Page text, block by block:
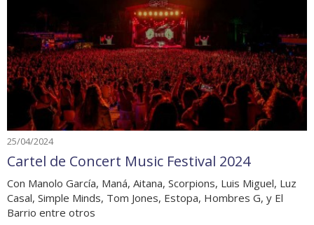
25/04/2024
Cartel de Concert Music Festival 2024
Con Manolo García, Maná, Aitana, Scorpions, Luis Miguel, Luz
Casal, Simple Minds, Tom Jones, Estopa, Hombres G, y El
Barrio entre otros